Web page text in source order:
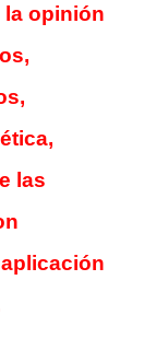
la opinión
las